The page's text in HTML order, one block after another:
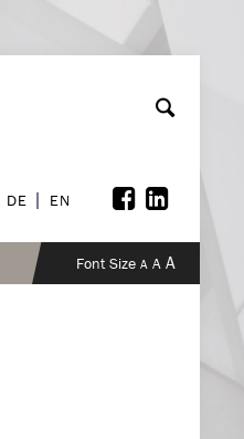
DE EN
Font Size A A A